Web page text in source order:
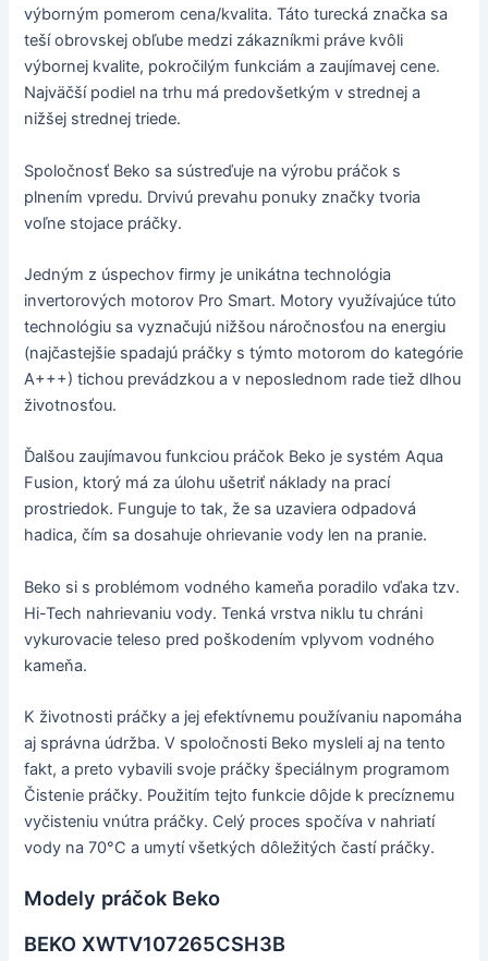
výborným pomerom cena/kvalita. Táto turecká značka sa
teší obrovskej obľube medzi zákazníkmi práve kvôli
výbornej kvalite, pokročilým funkciám a zaujímavej cene.
Najväčší podiel na trhu má predovšetkým v strednej a
nižšej strednej triede.
Spoločnosť Beko sa sústreďuje na výrobu práčok s
plnením vpredu. Drvivú prevahu ponuky značky tvoria
voľne stojace práčky.
Jedným z úspechov firmy je unikátna technológia
invertorových motorov Pro Smart. Motory využívajúce túto
technológiu sa vyznačujú nižšou náročnosťou na energiu
(najčastejšie spadajú práčky s týmto motorom do kategórie
A+++) tichou prevádzkou a v neposlednom rade tiež dlhou
životnosťou.
Ďalšou zaujímavou funkciou práčok Beko je systém Aqua
Fusion, ktorý má za úlohu ušetriť náklady na prací
prostriedok. Funguje to tak, že sa uzaviera odpadová
hadica, čím sa dosahuje ohrievanie vody len na pranie.
Beko si s problémom vodného kameňa poradilo vďaka tzv.
Hi-Tech nahrievaniu vody. Tenká vrstva niklu tu chráni
vykurovacie teleso pred poškodením vplyvom vodného
kameňa.
K životnosti práčky a jej efektívnemu používaniu napomáha
aj správna údržba. V spoločnosti Beko mysleli aj na tento
fakt, a preto vybavili svoje práčky špeciálnym programom
Čistenie práčky. Použitím tejto funkcie dôjde k precíznemu
vyčisteniu vnútra práčky. Celý proces spočíva v nahriatí
vody na 70°C a umytí všetkých dôležitých častí práčky.
Modely práčok Beko
BEKO XWTV107265CSH3B